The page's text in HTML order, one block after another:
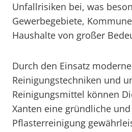
Unfallrisiken bei, was
Gewerbegebiete,
Haushalte von großer
Durch den Einsatz
Reinigungstechniken und
Reinigungsmittel können
Xanten eine gründliche
Pflasterreinigung